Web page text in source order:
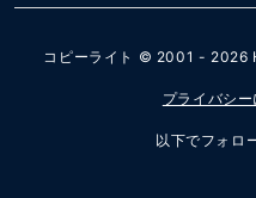
コピーライト © 2001 - 2026
プライバシ
以下でフォロ